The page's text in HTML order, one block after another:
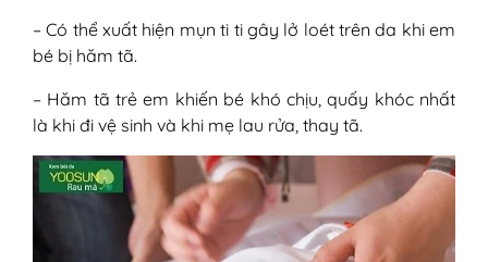
– Có thể xuất hiện mụn ti ti gây lở loét trên da khi em
bé bị hăm tã.
– Hăm tã trẻ em khiến bé khó chịu, quấy khóc nhất
là khi đi vệ sinh và khi mẹ lau rửa, thay tã.